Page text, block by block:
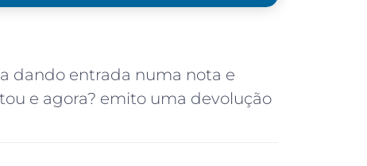
dando entrada numa nota e
e agora? emito uma devolução